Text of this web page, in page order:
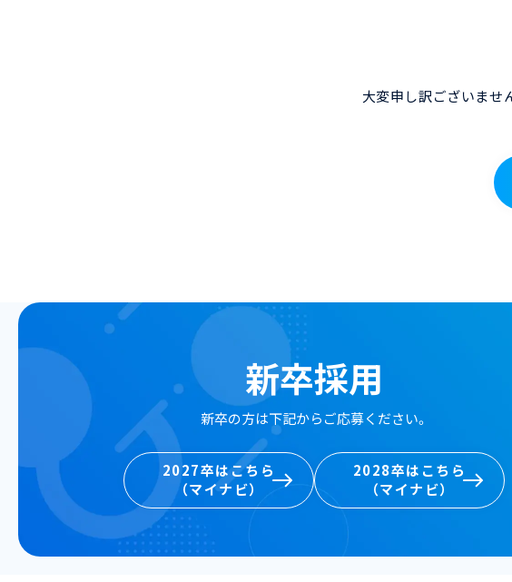
大変申し訳ございませ
新卒採用
新卒の方は下記からご応募ください。
2027卒はこちら
（マイナビ）
2027卒はこちら
（マイナビ）
2028卒はこちら
（マイナビ）
2028卒はこちら